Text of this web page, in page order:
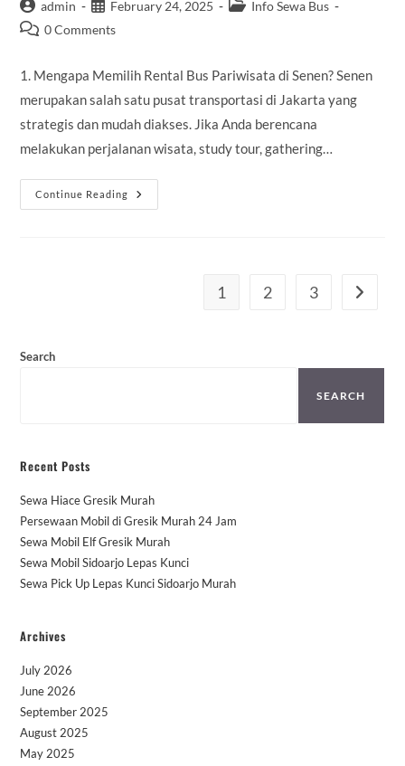
Post
author:
admin
Post
published:
February 24, 2025
PostInfo Sewa Bus
Post0 Comments
1. Mengapa Memilih Rental Bus Pariwisata di Senen? Senen
merupakan salah satu pusat transportasi di Jakarta yang
strategis dan mudah diakses. Jika Anda berencana
melakukan perjalanan wisata, study tour, gathering…
Continue Reading
Rental
Bus
1 2 3 Go to
Search
SEARCH
Recent Posts
Sewa Hiace Gresik Murah
Persewaan Mobil di Gresik Murah 24 Jam
Sewa Mobil Elf Gresik Murah
Sewa Mobil Sidoarjo Lepas Kunci
Sewa Pick Up Lepas Kunci Sidoarjo Murah
Archives
July 2026
June 2026
September 2025
August 2025
May 2025